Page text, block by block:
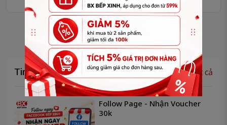
1 2 3 ...
Tin tức sản phẩm Xem tất cả
Follow Page - Nhận Voucher
30k